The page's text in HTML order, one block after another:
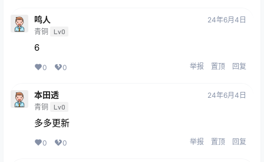
鸣人
青铜 Lv0
24年6月4日
6
0 0 举报 置顶 回复
本田透
青铜 Lv0
24年6月4日
多多更新
0 0 举报 置顶 回复